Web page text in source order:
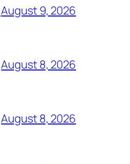
August 9, 2026
August 8, 2026
August 8, 2026